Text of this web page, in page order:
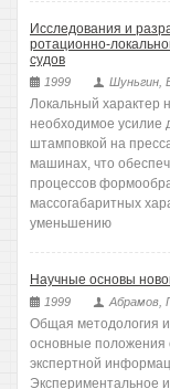
Исследования и
ротационно-
судов
1999 Шуньгин,
Локальный характер
необходимое усилие
штамповкой на
машинах, что
процессов
массогабаритных
уменьшению
Научные основы
1999 Абрамов,
Общая методология
основные положения
экспертной
Экспериментальное